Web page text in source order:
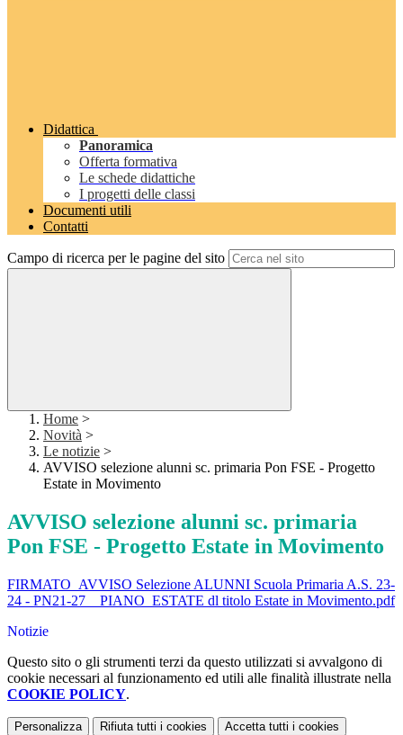
Didattica
Panoramica
Offerta formativa
Le schede didattiche
I progetti delle classi
Documenti utili
Contatti
Campo di ricerca per le pagine del sito
Home >
Novità >
Le notizie >
AVVISO selezione alunni sc. primaria Pon FSE - Progetto
Estate in Movimento
AVVISO selezione alunni sc. primaria
Pon FSE - Progetto Estate in Movimento
FIRMATO_AVVISO Selezione ALUNNI Scuola Primaria A.S. 23-
24 - PN21-27__PIANO_ESTATE dl titolo Estate in Movimento.pdf
Notizie
Questo sito o gli strumenti terzi da questo utilizzati si avvalgono di
cookie necessari al funzionamento ed utili alle finalità illustrate nella
COOKIE POLICY.
Personalizza Rifiuta tutti i cookies Accetta tutti i cookies